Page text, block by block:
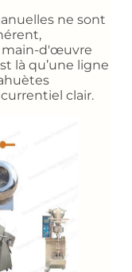
ne sont
main-d'œuvre
là qu’une ligne
clair.